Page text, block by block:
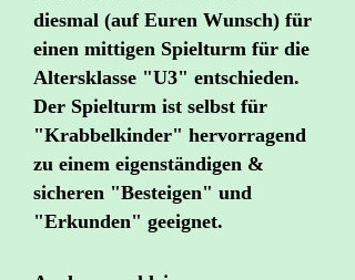
diesmal (auf Euren Wunsch) für
einen mittigen Spielturm für die
Altersklasse "U3" entschieden.
Der Spielturm ist selbst für
"Krabbelkinder" hervorragend
zu einem eigenständigen &
sicheren "Besteigen" und
"Erkunden" geeignet.